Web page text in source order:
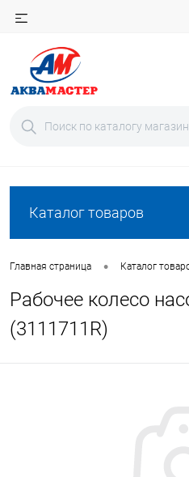
Каталог товаров
Главная страница • Каталог
Рабочее колесо
(3111711R)